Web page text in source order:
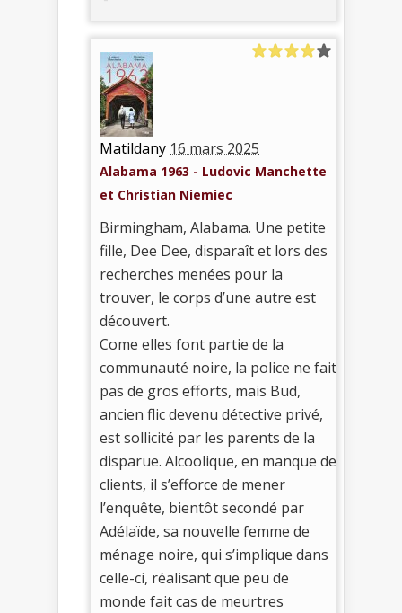
Matildany 16 mars 2025
Alabama 1963 - Ludovic Manchette
et Christian Niemiec
Birmingham, Alabama. Une petite
fille, Dee Dee, disparaît et lors des
recherches menées pour la
trouver, le corps d’une autre est
découvert.
Come elles font partie de la
communauté noire, la police ne fait
pas de gros efforts, mais Bud,
ancien flic devenu détective privé,
est sollicité par les parents de la
disparue. Alcoolique, en manque de
clients, il s’efforce de mener
l’enquête, bientôt secondé par
Adélaïde, sa nouvelle femme de
ménage noire, qui s’implique dans
celle-ci, réalisant que peu de
monde fait cas de meurtres